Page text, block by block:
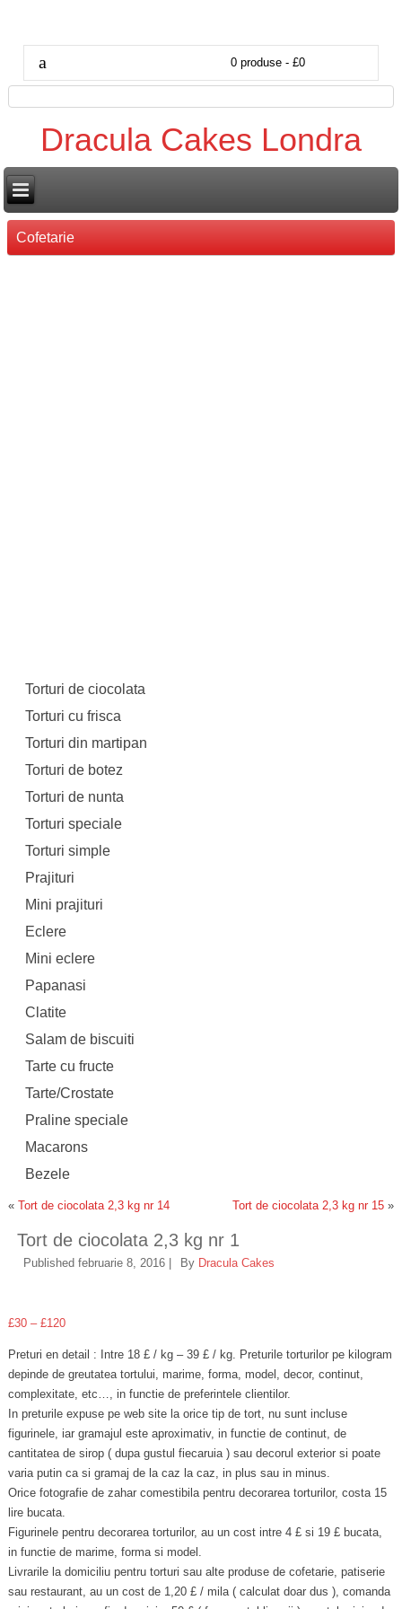
0 produse - £0
Dracula Cakes Londra
Cofetarie
Torturi de ciocolata
Torturi cu frisca
Torturi din martipan
Torturi de botez
Torturi de nunta
Torturi speciale
Torturi simple
Prajituri
Mini prajituri
Eclere
Mini eclere
Papanasi
Clatite
Salam de biscuiti
Tarte cu fructe
Tarte/Crostate
Praline speciale
Macarons
Bezele
«Tort de ciocolata 2,3 kg nr 14 Tort de ciocolata 2,3 kg nr 15»
Tort de ciocolata 2,3 kg nr 1
Published februarie 8, 2016 By Dracula Cakes
£30 –£120
Preturi en detail : Intre 18 £ / kg – 39 £ / kg. Preturile torturilor pe kilogram
depinde de greutatea tortului, marime, forma, model, decor, continut,
complexitate, etc…, in functie de preferintele clientilor.
In preturile expuse pe web site la orice tip de tort, nu sunt incluse
figurinele, iar gramajul este aproximativ, in functie de continut, de
cantitatea de sirop ( dupa gustul fiecaruia ) sau decorul exterior si poate
varia putin ca si gramaj de la caz la caz, in plus sau in minus.
Orice fotografie de zahar comestibila pentru decorarea torturilor, costa 15
lire bucata.
Figurinele pentru decorarea torturilor, au un cost intre 4 £ si 19 £ bucata,
in functie de marime, forma si model.
Livrarile la domiciliu pentru torturi sau alte produse de cofetarie, patiserie
sau restaurant, au un cost de 1,20 £ / mila ( calculat doar dus ), comanda